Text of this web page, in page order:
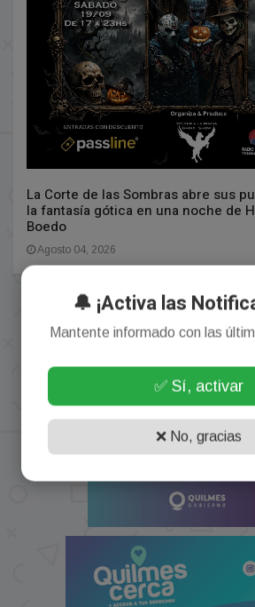
La Corte de las Sombras abre sus
la fantasía gótica en una noche de
Boedo
Agosto 04, 2026
🔔 ¡Activa las
Mantente informado con las
✅ Sí, activar
❌ No, gracias